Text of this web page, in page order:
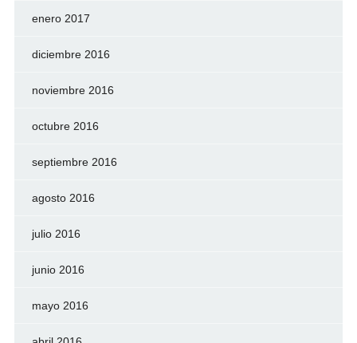
enero 2017
diciembre 2016
noviembre 2016
octubre 2016
septiembre 2016
agosto 2016
julio 2016
junio 2016
mayo 2016